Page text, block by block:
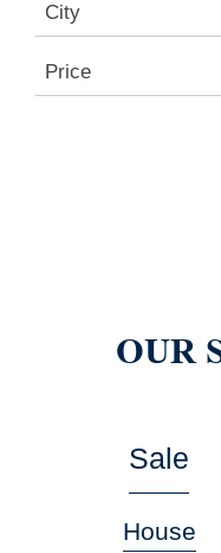
City
Price
OUR
Sale
House